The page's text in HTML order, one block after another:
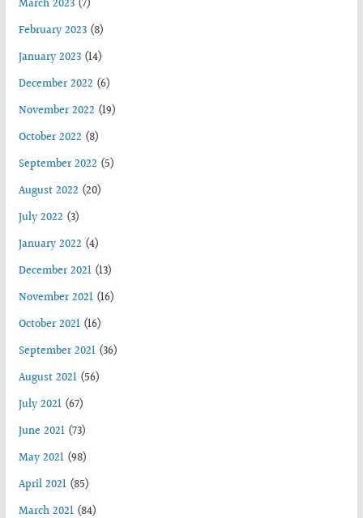
March 2023(7)
February 2023(8)
January 2023(14)
December 2022 (6)
November 2022 (19)
October 2022 (8)
September 2022 (5)
August 2022 (20)
July 2022 (3)
January 2022 (4)
December 2021(13)
November 2021(16)
October 2021(16)
September 2021(36)
August 2021(56)
July 2021(67)
June 2021(73)
May 2021(98)
April 2021(85)
March 2021(84)